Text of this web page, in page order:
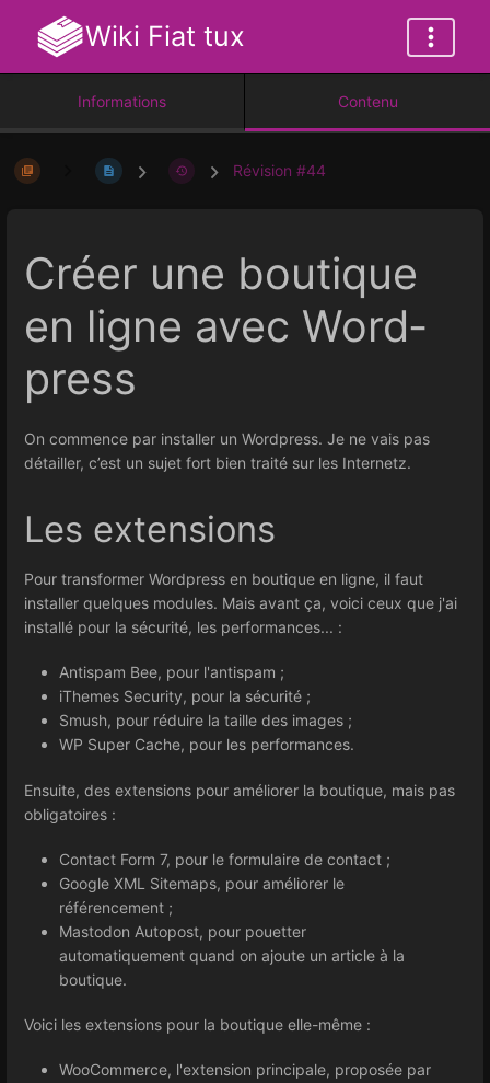
Wiki Fiat tux
Informations Contenu
Révision #44
Créer une boutique
en ligne avec Word­
press
On commence par installer un Wordpress. Je ne vais pas
détailler, c’est un sujet fort bien traité sur les Internetz.
Les extensions
Pour transformer Wordpress en boutique en ligne, il faut
installer quelques modules. Mais avant ça, voici ceux que j'ai
installé pour la sécurité, les performances... :
Antispam Bee, pour l'antispam ;
iThemes Security, pour la sécurité ;
Smush, pour réduire la taille des images ;
WP Super Cache, pour les performances.
Ensuite, des extensions pour améliorer la boutique, mais pas
obligatoires :
Contact Form 7, pour le formulaire de contact ;
Google XML Sitemaps, pour améliorer le
référencement ;
Mastodon Autopost, pour pouetter
automatiquement quand on ajoute un article à la
boutique.
Voici les extensions pour la boutique elle-même :
WooCommerce, l'extension principale, proposée par